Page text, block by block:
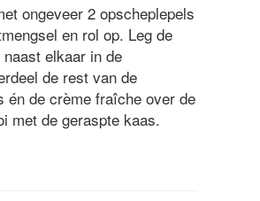
ongeveer 2 opscheplepels
en rol op. Leg de
elkaar in de
de rest van de
én de crème fraîche over de
met de geraspte kaas.